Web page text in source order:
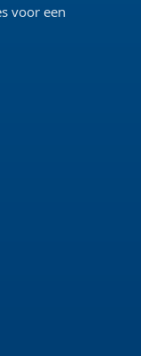
voor een